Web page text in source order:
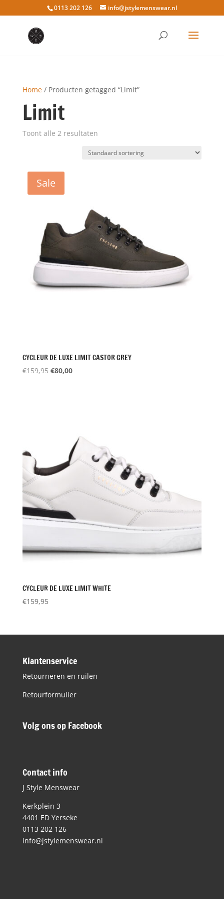
0113 202 126 info@jstylemenswear.nl
Home/ Producten getagged “Limit”
Limit
Toont alle 2 resultaten
Sale
CYCLEUR DE LUXE LIMIT CASTOR GREY
€159,95 Oorspronkelijke
€80,00Huidige
CYCLEUR DE LUXE LIMIT WHITE
€159,95
Klantenservice
Retourneren en ruilen
Retourformulier
Volg ons op Facebook
Contact info
J Style Menswear
Kerkplein 3
4401 ED Yerseke
0113 202 126
info@jstylemenswear.nl